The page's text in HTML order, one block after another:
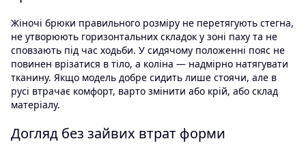
Жіночі брюки правильного розміру не перетягують стегна,
не утворюють горизонтальних складок у зоні паху та не
сповзають під час ходьби. У сидячому положенні пояс не
повинен врізатися в тіло, а коліна — надмірно натягувати
тканину. Якщо модель добре сидить лише стоячи, але в
русі втрачає комфорт, варто змінити або крій, або склад
матеріалу.
Догляд без зайвих втрат форми